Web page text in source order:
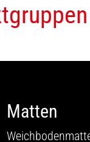
Matten